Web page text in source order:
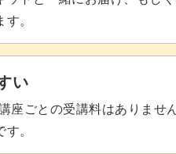
。
い
座ごとの受講料はありませ
。